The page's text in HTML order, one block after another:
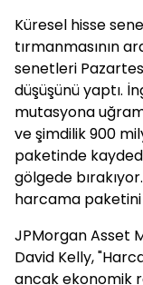
Küresel hisse
tırmanmasının
senetleri
düşüşünü yaptı.
mutasyona
ve şimdilik 900
paketinde
gölgede
harcama paketini
JPMorgan Asset
David Kelly,
ancak ekonomik